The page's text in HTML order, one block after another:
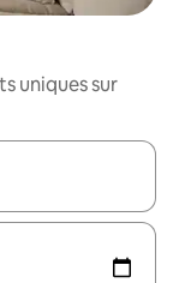
uniques sur
flèches vers le